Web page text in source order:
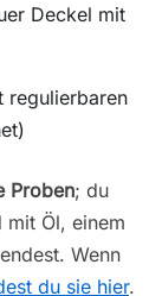
Deckel mit
regulierbaren
Proben; du
Öl, einem
Wenn
du sie hier.